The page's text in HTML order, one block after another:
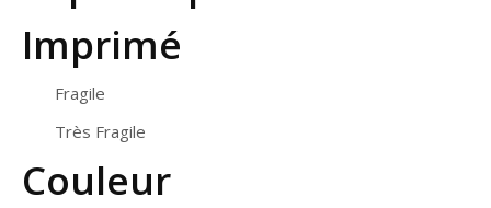
Imprimé
Fragile
Très Fragile
Couleur